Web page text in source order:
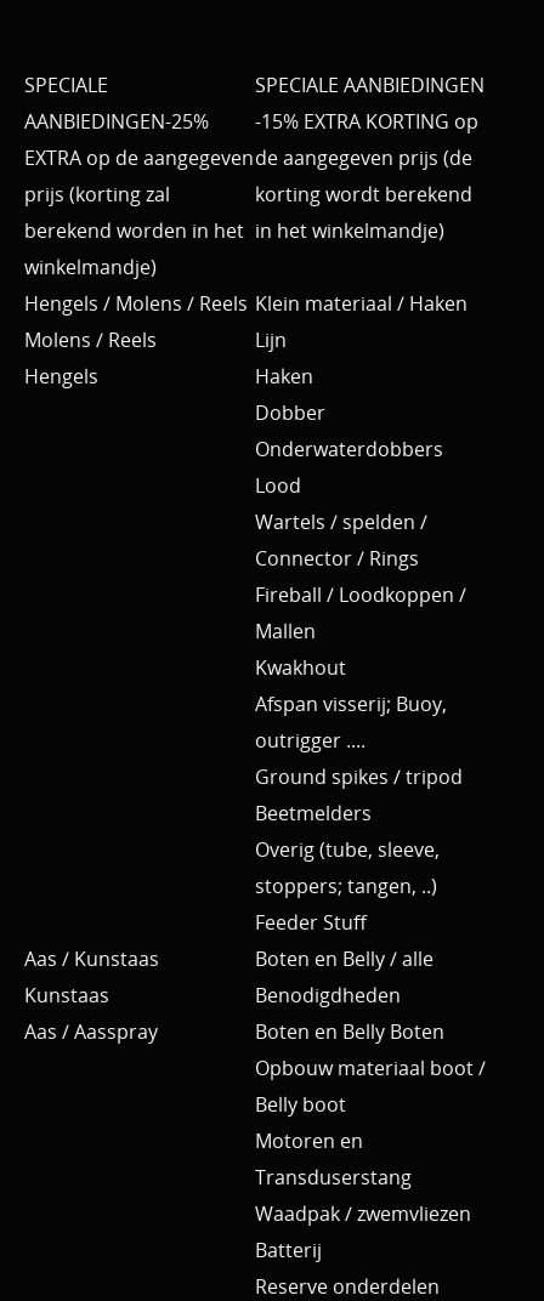
SPECIALE
AANBIEDINGEN-25%
EXTRA op de aangegeven
prijs (korting zal
berekend worden in het
winkelmandje)
SPECIALE AANBIEDINGEN
-15% EXTRA KORTING op
de aangegeven prijs (de
korting wordt berekend
in het winkelmandje)
Hengels / Molens / Reels
Molens / Reels
Hengels
Klein materiaal / Haken
Lijn
Haken
Dobber
Onderwaterdobbers
Lood
Wartels / spelden /
Connector / Rings
Fireball / Loodkoppen /
Mallen
Kwakhout
Afspan visserij; Buoy,
outrigger ....
Ground spikes / tripod
Beetmelders
Overig (tube, sleeve,
stoppers; tangen, ..)
Feeder Stuff
Aas / Kunstaas
Kunstaas
Aas / Aasspray
Boten en Belly / alle
Benodigdheden
Boten en Belly Boten
Opbouw materiaal boot /
Belly boot
Motoren en
Transduserstang
Waadpak / zwemvliezen
Batterij
Reserve onderdelen